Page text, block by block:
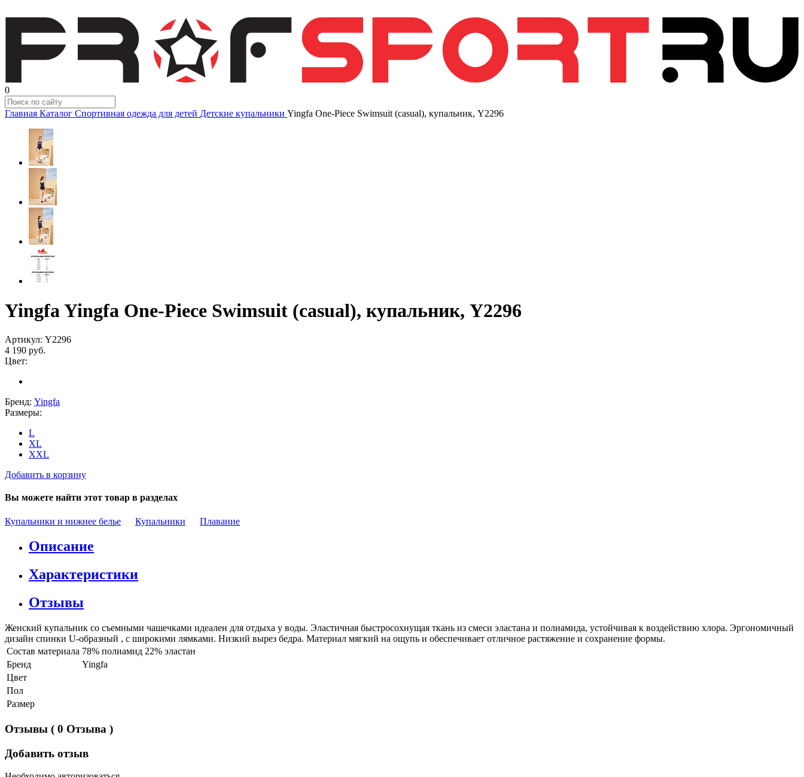
0
Главная Каталог Спортивная одежда для детей Детские купальники Yingfa One-Piece Swimsuit (casual), купальник, Y2296
Yingfa Yingfa One-Piece Swimsuit (casual), купальник, Y2296
Артикул: Y2296
4 190 руб.
Цвет:
Бренд: Yingfa
Размеры:
L
XL
XXL
Добавить в корзину
Вы можете найти этот товар в разделах
Купальники и нижнее белье Купальники Плавание
Описание
Характеристики
Отзывы
Женский купальник со съемными чашечками идеален для отдыха у воды. Эластичная быстросохнущая ткань из смеси эластана и полиамида, устойчивая к воздействию хлора. Эргономичный
дизайн спинки U-образный , с широкими лямками. Низкий вырез бедра. Материал мягкий на ощупь и обеспечивает отличное растяжение и сохранение формы.
Состав материала 78% полиамид 22% эластан
Бренд
Yingfa
Цвет
Пол
Размер
Отзывы ( 0 Отзыва )
Добавить отзыв